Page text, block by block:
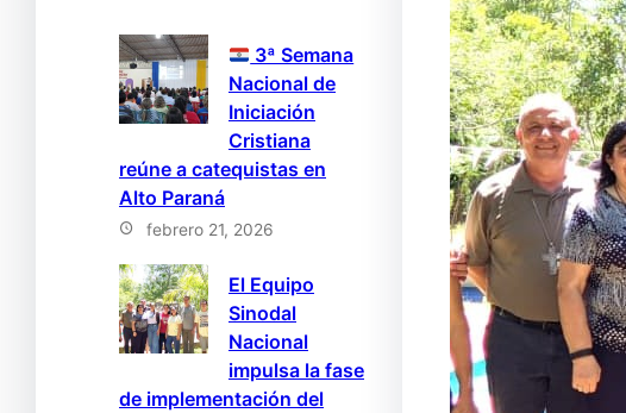
3ª Semana
Nacional de
Iniciación
Cristiana
reúne a catequistas en
Alto Paraná
febrero 21, 2026
El Equipo
Sinodal
Nacional
impulsa la fase
de implementación del